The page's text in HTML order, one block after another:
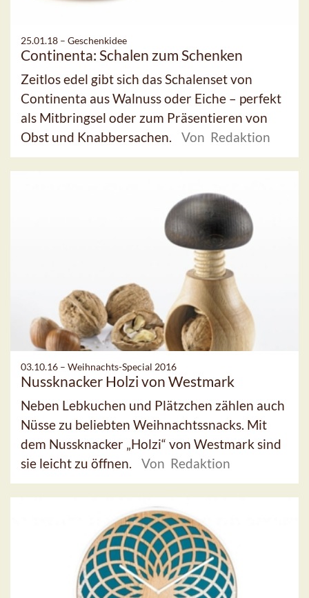
25.01.18 – Geschenkidee
Continenta: Schalen zum Schenken
Zeitlos edel gibt sich das Schalenset von
Continenta aus Walnuss oder Eiche – perfekt
als Mitbringsel oder zum Präsentieren von
Obst und Knabbersachen.
Von Redaktion
03.10.16 – Weihnachts-Special 2016
Nussknacker Holzi von Westmark
Neben Lebkuchen und Plätzchen zählen auch
Nüsse zu beliebten Weihnachtssnacks. Mit
dem Nussknacker „Holzi“ von Westmark sind
sie leicht zu öffnen.
Von Redaktion